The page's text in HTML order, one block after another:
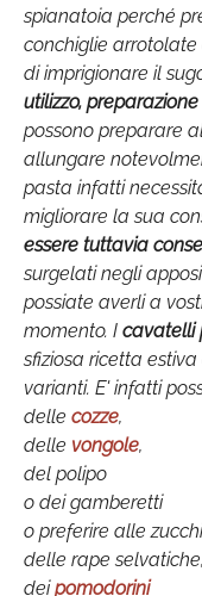
spianatoia perché
conchiglie arrotolate
di imprigionare il
utilizzo,
possono preparare
allungare
pasta infatti
migliorare la sua
essere tuttavia
surgelati negli
possiate averli a
momento. I cavatelli
sfiziosa ricetta
varianti. E' infatti
delle cozze,
delle vongole,
del polipo
o dei gamberetti
o preferire alle
delle rape selvatiche,
deipomodorini